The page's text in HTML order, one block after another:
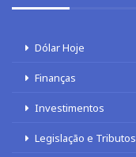
Dólar Hoje
Finanças
Investimentos
Legislação e Tributos